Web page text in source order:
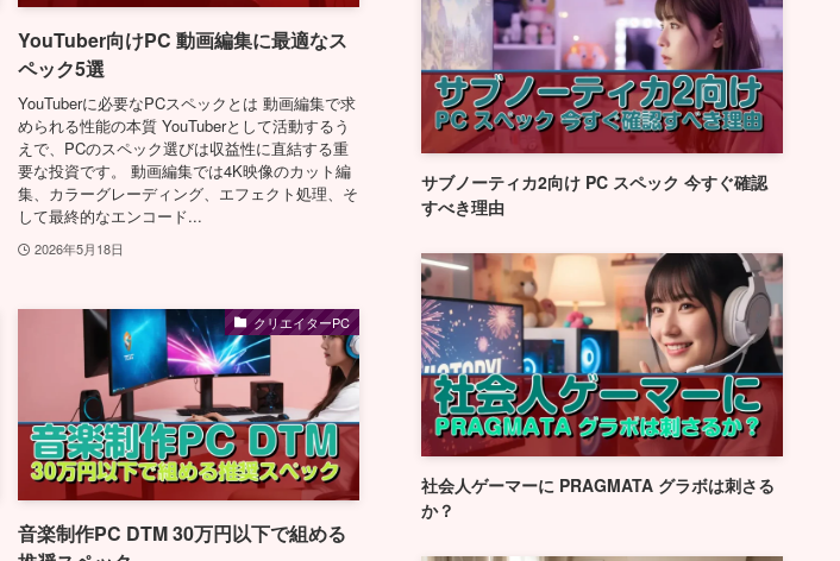
YouTuber向けPC 動画編集に最適なス
ペック5選
YouTuberに必要なPCスペックとは 動画編集で求
められる性能の本質 YouTuberとして活動するう
えで、PCのスペック選びは収益性に直結する重
要な投資です。 動画編集では4K映像のカット編
集、カラーグレーディング、エフェクト処理、そ
して最終的なエンコード...
2026年5月18日
クリエイターPC
音楽制作PC DTM 30万円以下で組める
サブノーティカ2向け PC スペック 今すぐ確認
すべき理由
社会人ゲーマーに PRAGMATA グラボは刺さる
か？